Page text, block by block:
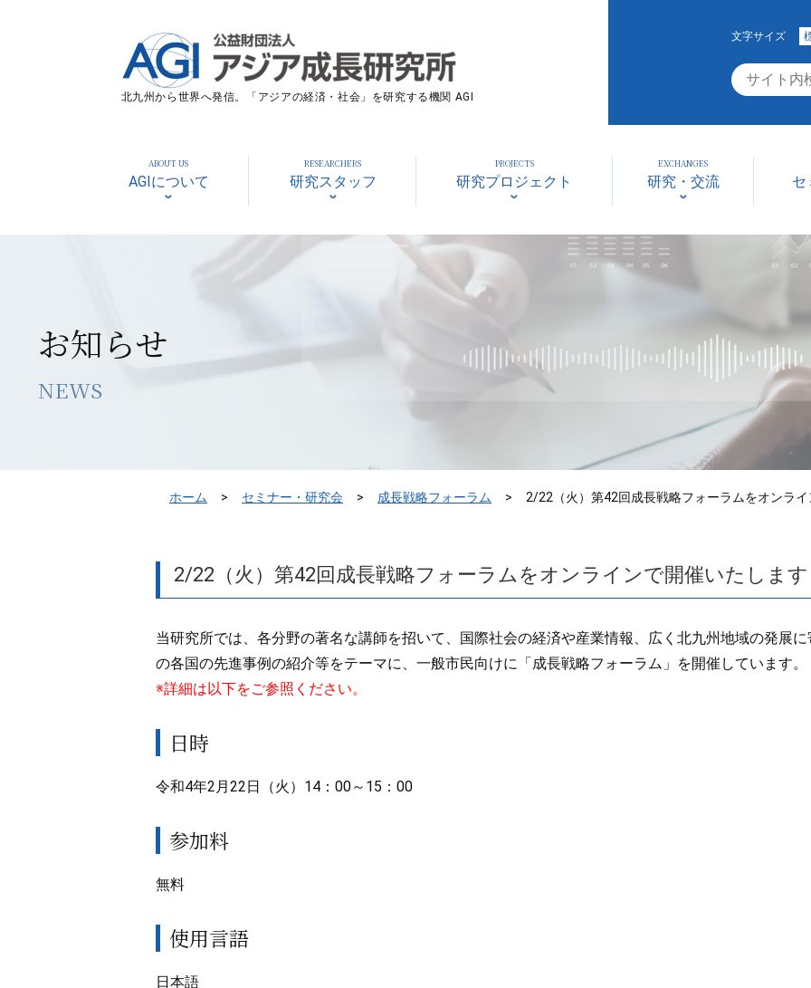
北九州から世界へ発信。「アジアの経済・社会」を研究する機関 AGI
文字サイズ
ABOUT US
AGIについて
RESEARCHERS
研究スタッフ
PROJECTS
研究プロジェクト
EXCHANGES
研究・交流 セ
お知らせ
NEWS
ホーム セミナー・研究会 成長戦略フォーラム 2/22（火）第42回成長戦略フォーラムをオンラ
2/22（火）第42回成長戦略フォーラムをオンラインで開催いたします
当研究所では、各分野の著名な講師を招いて、国際社会の経済や産業情報、広く北九州地域の発展
の各国の先進事例の紹介等をテーマに、一般市民向けに「成長戦略フォーラム」を開催しています。
※詳細は以下をご参照ください。
日時
令和4年2月22日（火）14：00～15：00
参加料
無料
使用言語
日本語